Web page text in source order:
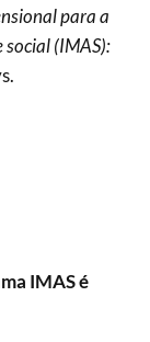
para a
social (IMAS):
IMAS é